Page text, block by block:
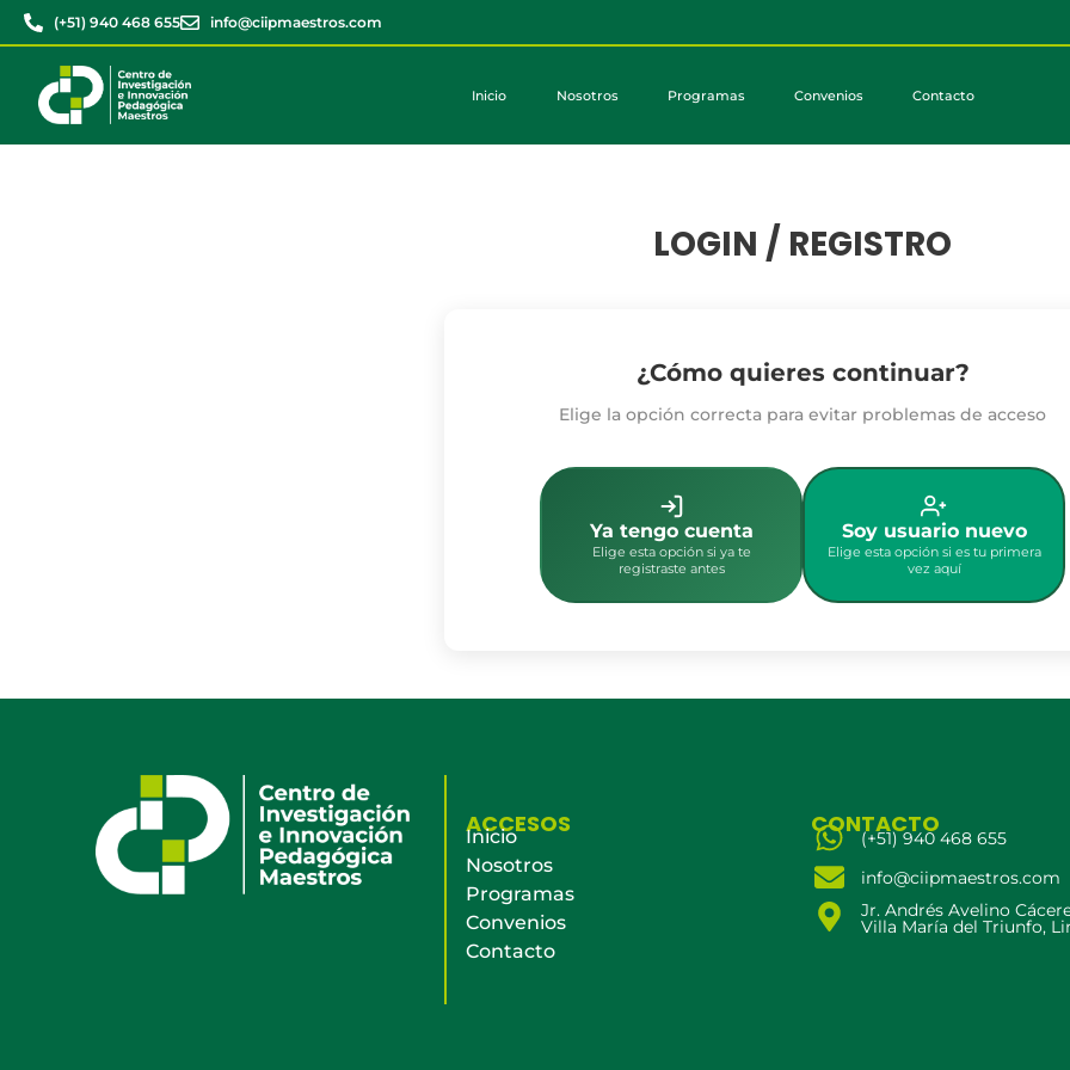
(+51) 940 468 655 info@ciipmaestros.com
Inicio Nosotros Programas Convenios Contacto
LOGIN / REGISTRO
¿Cómo quieres continuar?
Elige la opción correcta para evitar problemas de acceso
Ya tengo cuenta
Elige esta opción si ya te
registraste antes
Soy usuario nuevo
Elige esta opción si es tu primera
vez aquí
ACCESOS
Inicio
Nosotros
Programas
Convenios
Contacto
CONTACTO
(+51) 940 468 655
info@ciipmaestros.com
Jr. Andrés Avelino
Villa María del Triunfo,